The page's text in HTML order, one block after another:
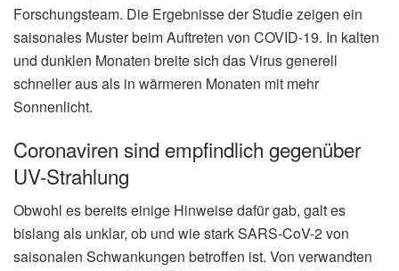
Forschungsteam. Die Ergebnisse der Studie zeigen ein
saisonales Muster beim Auftreten von COVID-19. In kalten
und dunklen Monaten breite sich das Virus generell
schneller aus als in wärmeren Monaten mit mehr
Sonnenlicht.
Coronaviren sind empfindlich gegenüber
UV-Strahlung
Obwohl es bereits einige Hinweise dafür gab, galt es
bislang als unklar, ob und wie stark SARS-CoV-2 von
saisonalen Schwankungen betroffen ist. Von verwandten